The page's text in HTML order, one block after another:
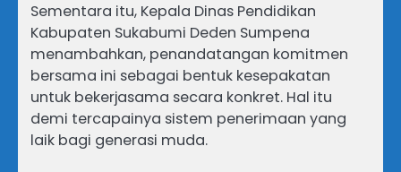
Sementara itu, Kepala Dinas Pendidikan
Kabupaten Sukabumi Deden Sumpena
menambahkan, penandatangan komitmen
bersama ini sebagai bentuk kesepakatan
untuk bekerjasama secara konkret. Hal itu
demi tercapainya sistem penerimaan yang
laik bagi generasi muda.